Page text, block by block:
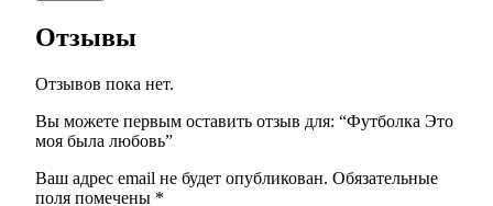
Отзывы
Отзывов пока нет.
Вы можете первым оставить отзыв для: “Футболка Это
моя была любовь”
Ваш адрес email не будет опубликован. Обязательные
поля помечены *